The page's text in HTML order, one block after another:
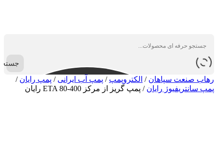
رهاب صنعت سپاهان / الکتروپمپ / پمپ آب ایرانی / پمپ رایان /
پمپ سانتریفیوژ رایان / پمپ گریز از مرکز ETA 80-400 رایان